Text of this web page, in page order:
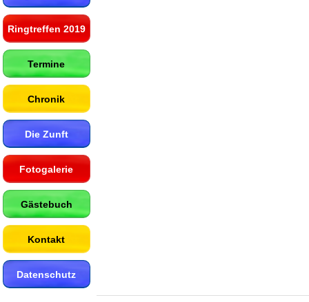
Ringtreffen 2019
Termine
Chronik
Die Zunft
Fotogalerie
Gästebuch
Kontakt
Datenschutz